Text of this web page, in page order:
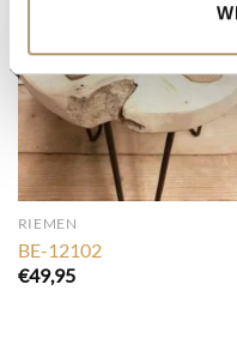
RIEMEN
BE-12102
€49,95